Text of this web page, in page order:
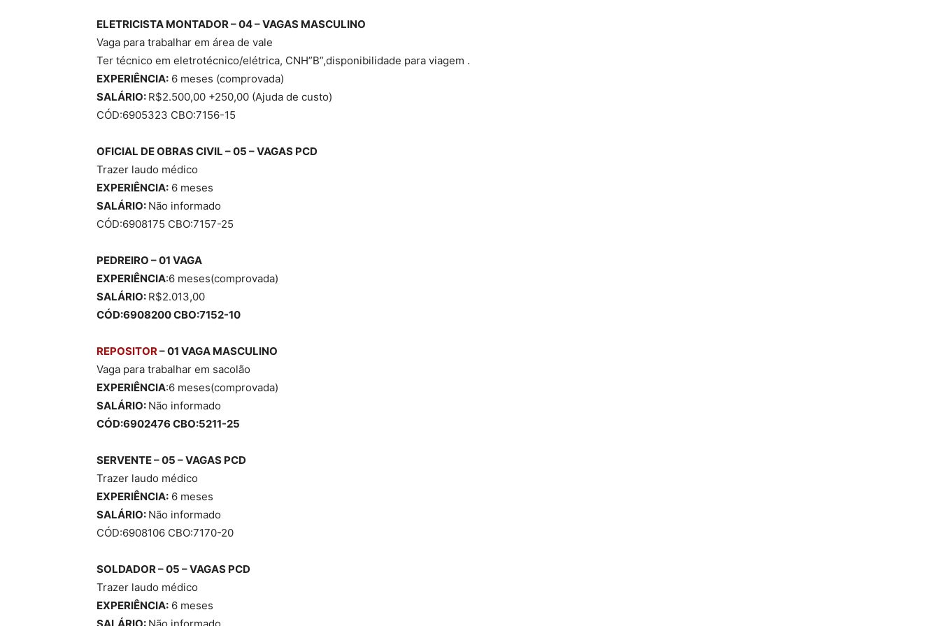
ELETRICISTA MONTADOR – 04 – VAGAS MASCULINO
Vaga para trabalhar em área de vale
Ter técnico em eletrotécnico/elétrica, CNH”B”,disponibilidade para viagem .
EXPERIÊNCIA: 6 meses (comprovada)
SALÁRIO: R$2.500,00 +250,00 (Ajuda de custo)
CÓD:6905323 CBO:7156-15
OFICIAL DE OBRAS CIVIL – 05 – VAGAS PCD
Trazer laudo médico
EXPERIÊNCIA: 6 meses
SALÁRIO: Não informado
CÓD:6908175 CBO:7157-25
PEDREIRO – 01 VAGA
EXPERIÊNCIA:6 meses(comprovada)
SALÁRIO: R$2.013,00
CÓD:6908200 CBO:7152-10
REPOSITOR– 01 VAGA MASCULINO
Vaga para trabalhar em sacolão
EXPERIÊNCIA:6 meses(comprovada)
SALÁRIO: Não informado
CÓD:6902476 CBO:5211-25
SERVENTE – 05 – VAGAS PCD
Trazer laudo médico
EXPERIÊNCIA: 6 meses
SALÁRIO: Não informado
CÓD:6908106 CBO:7170-20
SOLDADOR – 05 – VAGAS PCD
Trazer laudo médico
EXPERIÊNCIA: 6 meses
SALÁRIO: Não informado